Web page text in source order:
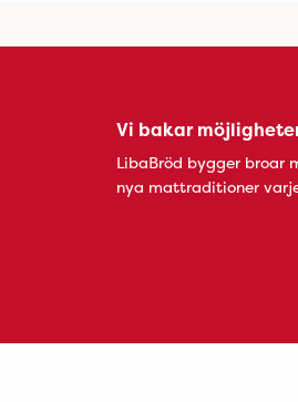
Vi bakar
LibaBröd bygger broar
nya mattraditioner